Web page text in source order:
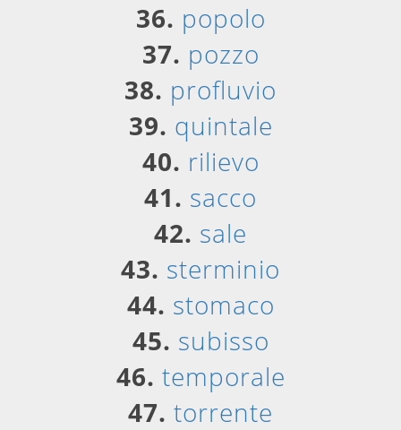
36. popolo
37. pozzo
38. profluvio
39. quintale
40. rilievo
41. sacco
42. sale
43. sterminio
44. stomaco
45. subisso
46. temporale
47. torrente